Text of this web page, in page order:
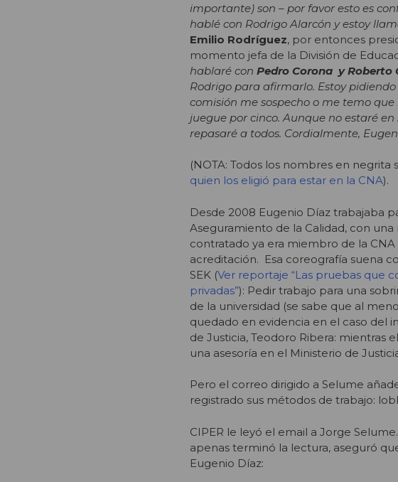
importante) son – por favor esto es
hablé con Rodrigo Alarcón y estoy
Emilio Rodríguez, por entonces
momento jefa de la División de
hablaré con Pedro Corona y Roberto
Rodrigo para afirmarlo. Estoy
comisión me sospecho o me temo
juegue por cinco. Aunque no estaré
repasaré a todos. Cordialmente,
(NOTA: Todos los nombres en
quien los eligió para estar en la CNA).
Desde 2008 Eugenio Díaz trabajaba
Aseguramiento de la Calidad, con
contratado ya era miembro de la
acreditación. Esa coreografía suena
SEK (Ver reportaje “Las pruebas que
privadas”): Pedir trabajo para una
de la universidad (se sabe que al
quedado en evidencia en el caso del
de Justicia, Teodoro Ribera: mientras
una asesoría en el Ministerio de
Pero el correo dirigido a Selume
registrado sus métodos de trabajo:
CIPER le leyó el email a Jorge
apenas terminó la lectura, aseguró
Eugenio Díaz: